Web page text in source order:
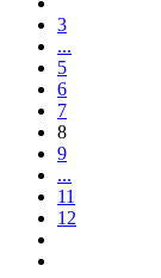
3
...
5
6
7
8
9
...
11
12